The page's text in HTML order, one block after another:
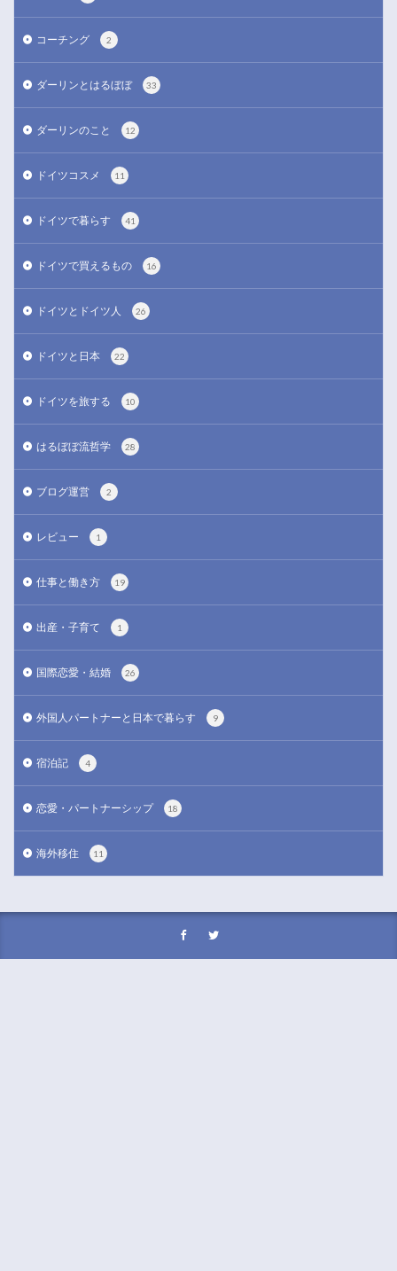
コーチング 2
ダーリンとはるぼぼ 33
ダーリンのこと 12
ドイツコスメ 11
ドイツで暮らす 41
ドイツで買えるもの 16
ドイツとドイツ人 26
ドイツと日本 22
ドイツを旅する 10
はるぼぼ流哲学 28
ブログ運営 2
レビュー 1
仕事と働き方 19
出産・子育て 1
国際恋愛・結婚 26
外国人パートナーと日本で暮らす 9
宿泊記 4
恋愛・パートナーシップ 18
海外移住 11